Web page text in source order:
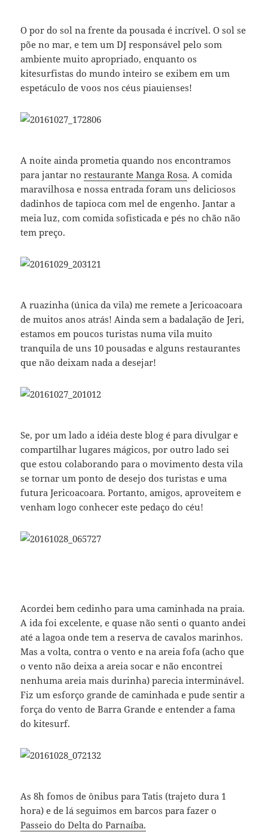
O por do sol na frente da pousada é incrível. O sol se
põe no mar, e tem um DJ responsável pelo som
ambiente muito apropriado, enquanto os
kitesurfistas do mundo inteiro se exibem em um
espetáculo de voos nos céus piauienses!
A noite ainda prometia quando nos encontramos
para jantar norestaurante Manga Rosa. A comida
maravilhosa e nossa entrada foram uns deliciosos
dadinhos de tapioca com mel de engenho. Jantar a
meia luz, com comida sofisticada e pés no chão não
tem preço.
A ruazinha (única da vila) me remete a Jericoacoara
de muitos anos atrás! Ainda sem a badalação de Jeri,
estamos em poucos turistas numa vila muito
tranquila de uns 10 pousadas e alguns restaurantes
que não deixam nada a desejar!
Se, por um lado a idéia deste blog é para divulgar e
compartilhar lugares mágicos, por outro lado sei
que estou colaborando para o movimento desta vila
se tornar um ponto de desejo dos turistas e uma
futura Jericoacoara. Portanto, amigos, aproveitem e
venham logo conhecer este pedaço do céu!
Acordei bem cedinho para uma caminhada na praia.
A ida foi excelente, e quase não senti o quanto andei
até a lagoa onde tem a reserva de cavalos marinhos.
Mas a volta, contra o vento e na areia fofa (acho que
o vento não deixa a areia socar e não encontrei
nenhuma areia mais durinha) parecia interminável.
Fiz um esforço grande de caminhada e pude sentir a
força do vento de Barra Grande e entender a fama
do kitesurf.
As 8h fomos de ônibus para Tatis (trajeto dura 1
hora) e de lá seguimos em barcos para fazer o
Passeio do Delta do Parnaíba.